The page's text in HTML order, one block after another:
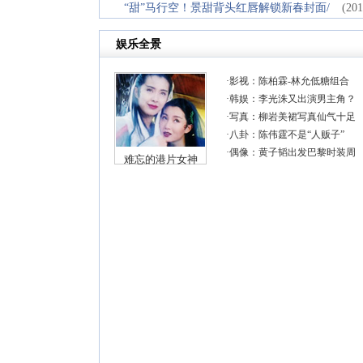
“甜”马行空！景甜背头红唇解锁新春封面/